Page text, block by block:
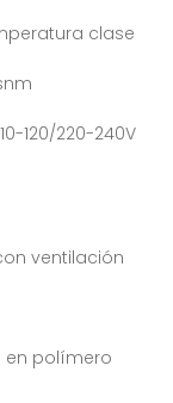
clase
120/220-240V
ventilación
en polímero